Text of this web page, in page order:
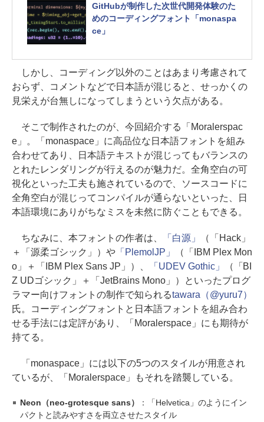
GitHubが制作した次世代開発体験のた
めのコーディングフォント「monaspa
ce」
しかし、コーディング以外のことはあまり考慮されて
おらず、コメントなどで日本語が混じると、せっかくの
見栄えが台無しになってしまうという欠点がある。
そこで制作されたのが、今回紹介する「Moralerspac
e」。「monaspace」に高品位な日本語フォントを組み
合わせてあり、日本語テキストが混じってもバランスの
とれたレンダリングが行えるのが魅力だ。全角空白の可
視化といった工夫も施されているので、ソースコードに
全角空白が混じってコンパイルが通らないといった、日
本語環境にありがちなミスを未然に防ぐこともできる。
ちなみに、本フォントの作者は、 「白源」
（「Hack」
＋「源柔ゴシック」）や「PlemolJP」
（「IBM Plex Mon
o」＋「IBM Plex Sans JP」）、
「UDEV Gothic」
（「BI
Z UDゴシック」＋「JetBrains Mono」）といったプログ
ラマー向けフォントの制作で知られるtawara（@yuru7）
氏。コーディングフォントと日本語フォントを組み合わ
せる手法には定評があり、「Moralerspace」にも期待が
持てる。
「monaspace」には以下の5つのスタイルが用意され
ているが、「Moralerspace」もそれを踏襲している。
Neon（neo-grotesque sans）
：「Helvetica」のようにイン
パクトと読みやすさを両立させたスタイル